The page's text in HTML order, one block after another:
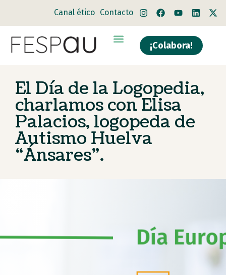
Canal ético Contacto
¡Colabora!
El Día de la Logopedia,
charlamos con Elisa
Palacios, logopeda de
Autismo Huelva
“Ánsares”.